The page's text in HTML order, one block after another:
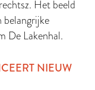
Het beeld
belangrijke
De Lakenhal.
NIEUW